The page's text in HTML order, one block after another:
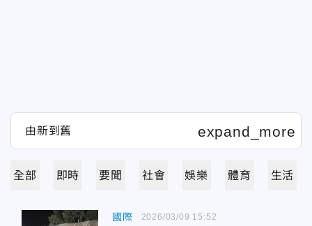
全部 即時 要聞 社會 娛樂 體育 生活
國際 2026/03/09 15:52